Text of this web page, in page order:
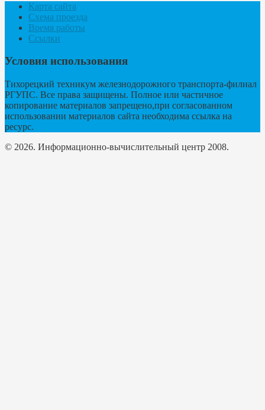
Карта сайта
Схема проезда
Время работы
Ссылки
Условия использования
Тихорецкий техникум железнодорожного транспорта-филиал
РГУПС. Все права защищены. Полное или частичное
копирование материалов запрещено,при согласованном
использовании материалов сайта необходима ссылка на
ресурс.
© 2026. Информационно-вычислительный центр 2008.